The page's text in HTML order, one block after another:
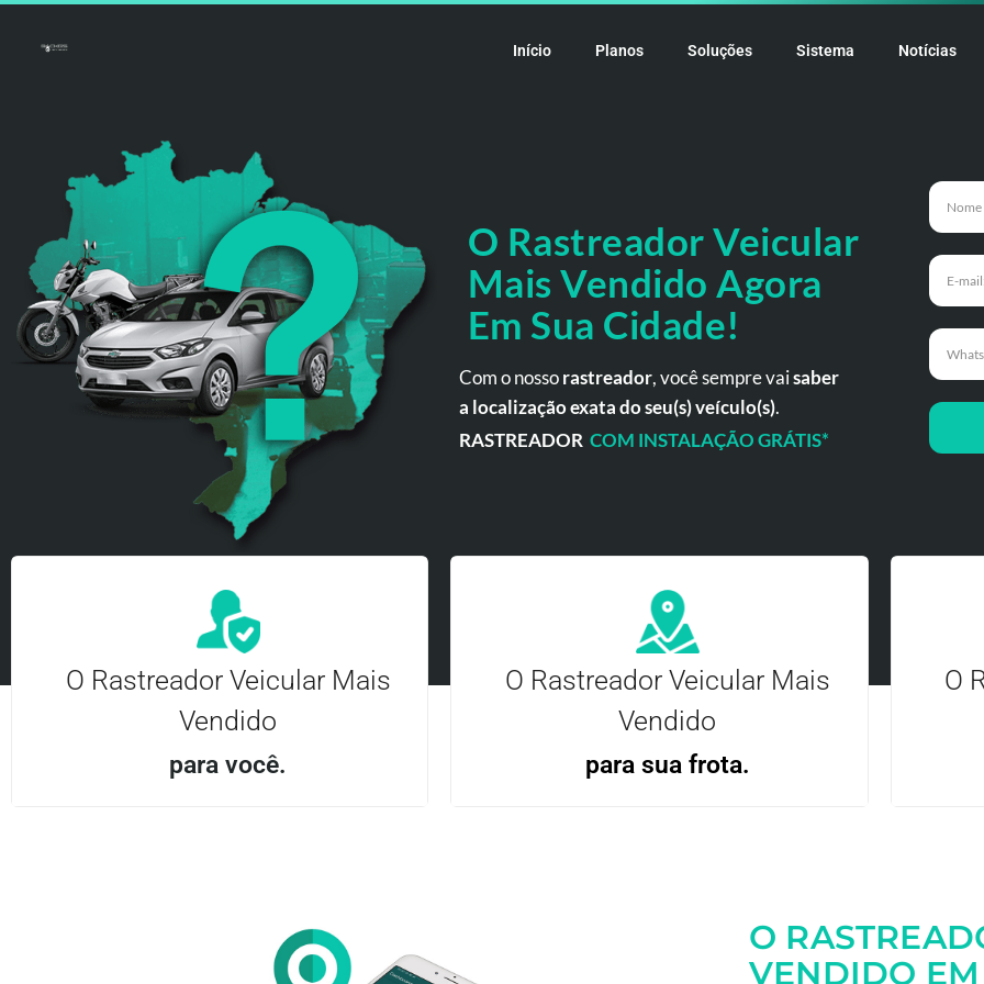
Início Planos Soluções Sistema Notícias
O RastreadorVeicular
Mais Vendido Agora
Em Sua Cidade!
Com o nossorastreador, você sempre vaisaber
a localização exata do seu(s) veículo(s).
RASTREADOR COM INSTALAÇÃO GRÁTIS*
O Rastreador Veicular Mais
Vendido
para você.
Entre em contato
O Rastreador Veicular Mais
Vendido
para sua frota.
O
O
VENDIDO